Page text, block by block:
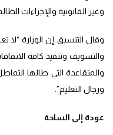
وغير القانونية والإجراءات
وقال التنسيق إن الوزارة “لا
والتسويف وتنفيذ كافة
والمتقاعدة التي طالها
ورجال التعليم”.
عودة إلى الساحة